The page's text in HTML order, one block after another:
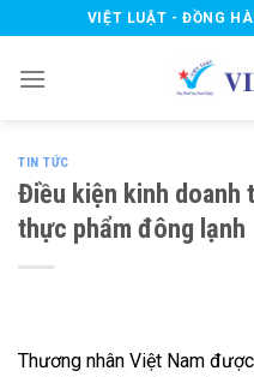
to
content
VIỆT LUẬT - ĐỒNG
TIN TỨC
Điều kiện kinh doanh
thực phẩm đông lạnh
Thương nhân Việt Nam